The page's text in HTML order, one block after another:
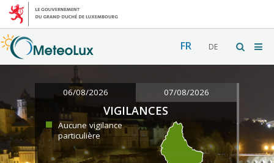
FR DE
06/08/2026 07/08/2026
VIGILANCES
Aucune vigilance
particulière